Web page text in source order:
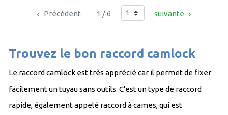
keyboard_arrow_left Précédent 1 / 6 Ga naar paginasuivante keyboard_arrow_right
Trouvez le bon raccord camlock
Le raccord camlock est très apprécié car il permet de fixer
facilement un tuyau sans outils. C'est un type de raccord
rapide, également appelé raccord à cames, qui est